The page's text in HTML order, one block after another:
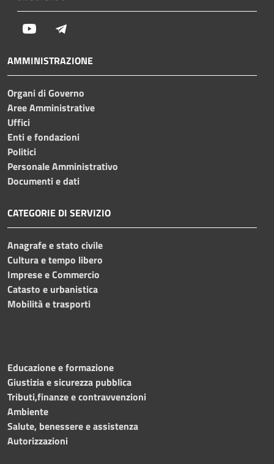
Youtube
AMMINISTRAZIONE
Organi di Governo
Aree Amministrative
Uffici
Enti e fondazioni
Politici
Personale Amministrativo
Documenti e dati
CATEGORIE DI SERVIZIO
Anagrafe e stato civile
Cultura e tempo libero
Imprese e Commercio
Catasto e urbanistica
Mobilità e trasporti
Educazione e formazione
Giustizia e sicurezza pubblica
Tributi,finanze e contravvenzioni
Ambiente
Salute, benessere e assistenza
Autorizzazioni